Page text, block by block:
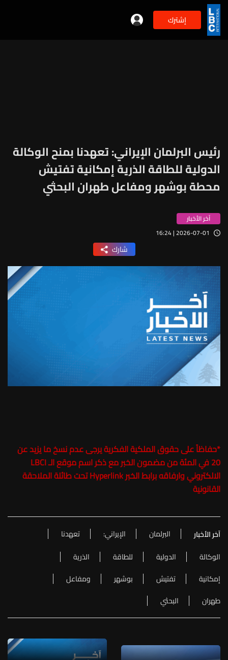
إشترك
رئيس البرلمان الإيراني: تعهدنا بمنح الوكالة
الدولية للطاقة الذرية إمكانية تفتيش
محطة بوشهر ومفاعل طهران البحثي
آخر الأخبار
2026-07-01 | 16:24
شارك
*حفاظاً على حقوق الملكية الفكرية يرجى عدم نسخ ما يزيد عن
20 في المئة من مضمون الخبر مع ذكر اسم موقع الـ LBCI
الالكتروني وارفاقه برابط الخبر Hyperlink تحت طائلة الملاحقة
القانونية
آخر الأخبار البرلمان الإيراني:
تعهدنا
الوكالة
الدولية للطاقة
الذرية
إمكانية
تفتيش بوشهر
ومفاعل
طهران
البحثي